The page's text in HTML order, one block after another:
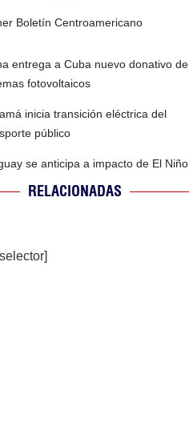
Boletín Centroamericano
entrega a Cuba nuevo donativo de
fotovoltaicos
inicia transición eléctrica del
público
se anticipa a impacto de El Niño
RELACIONADAS